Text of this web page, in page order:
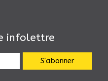
infolettre
S'abonner